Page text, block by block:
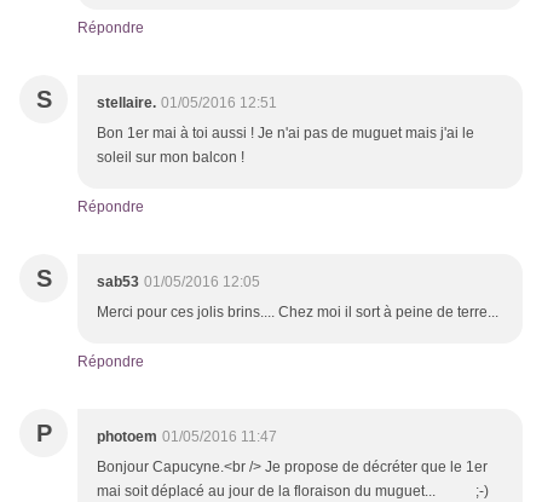
Répondre
S stellaire. 01/05/2016 12:51
Bon 1er mai à toi aussi ! Je n'ai pas de muguet mais j'ai le
soleil sur mon balcon !
Répondre
S sab53 01/05/2016 12:05
Merci pour ces jolis brins.... Chez moi il sort à peine de terre...
Répondre
P photoem 01/05/2016 11:47
Bonjour Capucyne.<br /> Je propose de décréter que le 1er
mai soit déplacé au jour de la floraison du muguet... ;-)